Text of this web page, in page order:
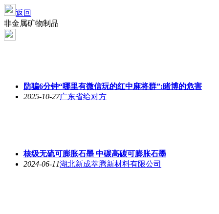
返回
非金属矿物制品
防骗6分钟“哪里有微信玩的红中麻将群”:睹博的危害
2025-10-27广东省给对方
核级无硫可膨胀石墨 中碳高碳可膨胀石墨
2024-06-11湖北新成萃腾新材料有限公司